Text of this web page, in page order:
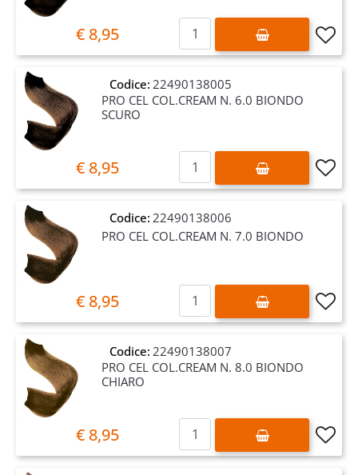
€ 8,95 Quantità
Codice: 22490138005
PRO CEL COL.CREAM N. 6.0 BIONDO
SCURO
€ 8,95 Quantità
Codice: 22490138006
PRO CEL COL.CREAM N. 7.0 BIONDO
€ 8,95 Quantità
Codice: 22490138007
PRO CEL COL.CREAM N. 8.0 BIONDO
CHIARO
€ 8,95 Quantità